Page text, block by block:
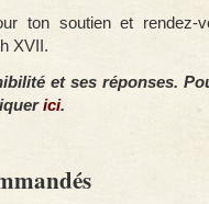
ton soutien et rendez-
XVII.
et ses réponses.
ici.